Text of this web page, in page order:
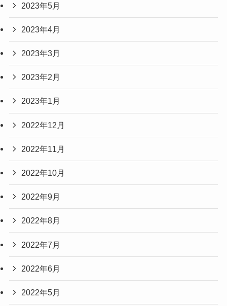
2023年5月
2023年4月
2023年3月
2023年2月
2023年1月
2022年12月
2022年11月
2022年10月
2022年9月
2022年8月
2022年7月
2022年6月
2022年5月